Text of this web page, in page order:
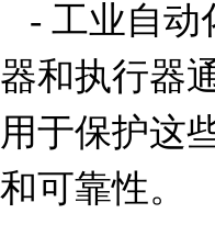
器和执行器
用于保护这
和可靠性。